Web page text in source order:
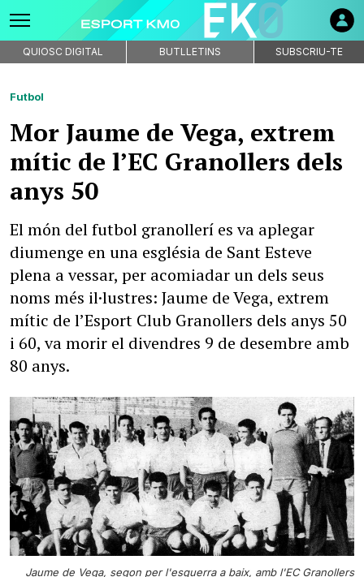
QUIOSC DIGITAL BUTLLETINS SUBSCRIU-TE
Futbol
Mor Jaume de Vega, extrem
mític de l’EC Granollers dels
anys 50
El món del futbol granollerí es va aplegar
diumenge en una església de Sant Esteve
plena a vessar, per acomiadar un dels seus
noms més il·lustres: Jaume de Vega, extrem
mític de l’Esport Club Granollers dels anys 50
i 60, va morir el divendres 9 de desembre amb
80 anys.
Jaume de Vega, segon per l'esquerra a baix, amb l'EC Granollers